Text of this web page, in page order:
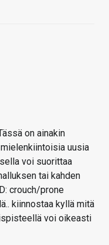
on ainakin
uusia
voi suorittaa
tai kahden
crouch/prone
kiinnostaa kyllä mitä
voi oikeasti